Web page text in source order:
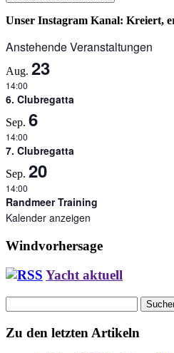
Unser Instagram Kanal: Kreiert,
Anstehende Veranstaltungen
Aug. 23
14:00
6. Clubregatta
Sep. 6
14:00
7. Clubregatta
Sep. 20
14:00
Randmeer Training
Kalender anzeigen
Windvorhersage
Yacht aktuell
nach:
Zu den letzten Artikeln